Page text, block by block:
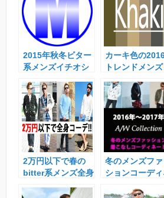
2015年秋冬ビター
系メンズイチオシ
カーキ色の
トレンドメンズ
2万円以下で春の
bitter系メンズ全身
冬のメンズファ
ションコーデ